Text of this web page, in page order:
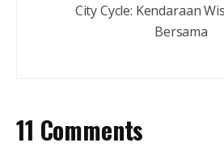
City Cycle: Kendaraan
Bersama
11 Comments